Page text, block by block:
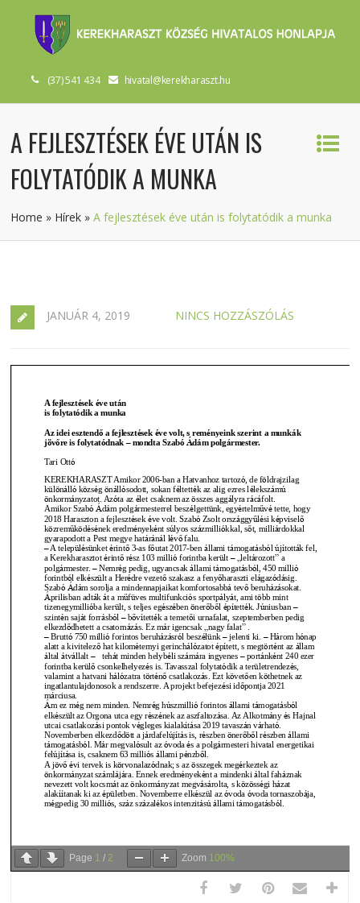
(37) 541 434 hivatal@kerekharaszt.hu
A FEJLESZTÉSEK ÉVE UTÁN IS
FOLYTATÓDIK A MUNKA
Home » Hírek »A fejlesztések éve után is folytatódik a munka
JANUÁR 4, 2019 NINCS HOZZÁSZÓLÁS
Page 1 / 2 Zoom 100%